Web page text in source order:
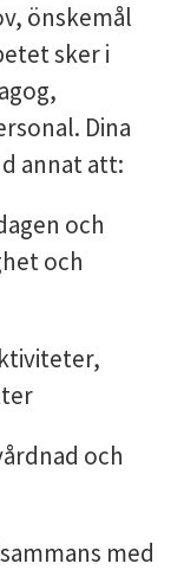
önskemål
sker i
Dina
annat att:
och
och
och
med